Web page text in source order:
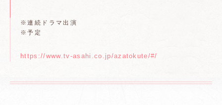
※連続ドラマ出演
※予定
https://www.tv-asahi.co.jp/azatokute/#/